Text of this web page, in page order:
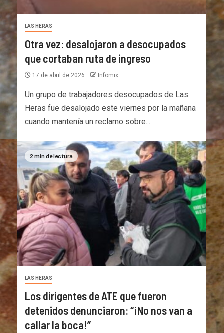
LAS HERAS
Otra vez: desalojaron a desocupados
que cortaban ruta de ingreso
17 de abril de 2026 Infomix
Un grupo de trabajadores desocupados de Las
Heras fue desalojado este viernes por la mañana
cuando mantenía un reclamo sobre...
2 min de lectura
LAS HERAS
Los dirigentes de ATE que fueron
detenidos denunciaron: “¡No nos van a
callar la boca!”